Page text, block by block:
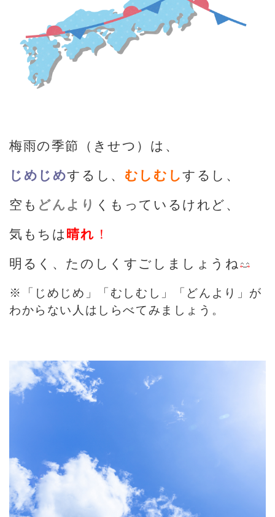
梅雨の季節（きせつ）は、
じめじめするし、 むしむしするし、
空も どんより くもっているけれど、
気もちは 晴れ ！
明るく、たのしくすごしましょうね
※「じめじめ」「むしむし」「どんより」が
わからない人はしらべてみましょう。